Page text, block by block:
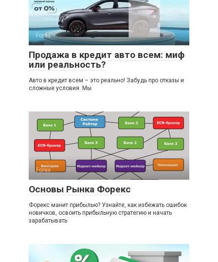
Forex
Продажа в кредит авто всем: миф
или реальность?
Авто в кредит всем – это реально! Забудь про отказы и
сложные условия. Мы
Forex
Основы Рынка Форекс
Форекс манит прибылью? Узнайте, как избежать ошибок
новичков, освоить прибыльную стратегию и начать
зарабатывать